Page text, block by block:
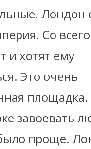
Лондон
Со
и хотят ему
Это очень
завоевать
проще.